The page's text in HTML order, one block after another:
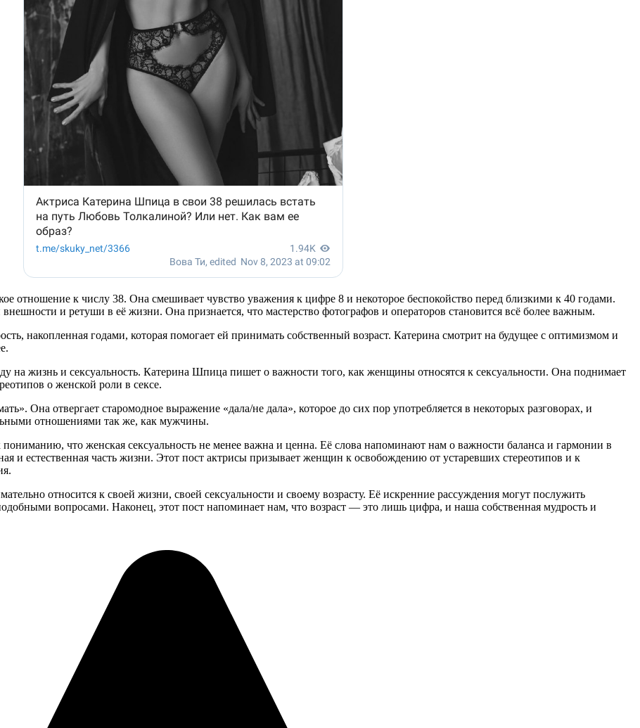
отношение к числу 38. Она смешивает чувство уважения к цифре 8 и некоторое беспокойство перед близкими к 40 годами.
и ретуши в её жизни. Она признается, что мастерство фотографов и операторов становится всё более важным.
накопленная годами, которая помогает ей принимать собственный возраст. Катерина смотрит на будущее с оптимизмом и
на жизнь и сексуальность. Катерина Шпица пишет о важности того, как женщины относятся к сексуальности. Она поднимает
о женской роли в сексе.
Она отвергает старомодное выражение «дала/не дала», которое до сих пор употребляется в некоторых разговорах, и
отношениями так же, как мужчины.
что женская сексуальность не менее важна и ценна. Её слова напоминают нам о важности баланса и гармонии в
и естественная часть жизни. Этот пост актрисы призывает женщин к освобождению от устаревших стереотипов и к
относится к своей жизни, своей сексуальности и своему возрасту. Её искренние рассуждения могут послужить
вопросами. Наконец, этот пост напоминает нам, что возраст — это лишь цифра, и наша собственная мудрость и